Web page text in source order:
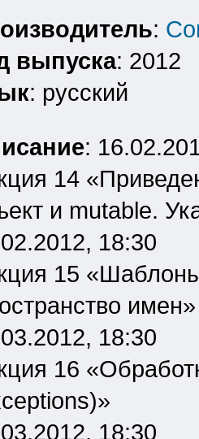
:
выпуска: 2012
: русский
:
14
и mutable.
18:30
15
имен»
18:30
16
18:30